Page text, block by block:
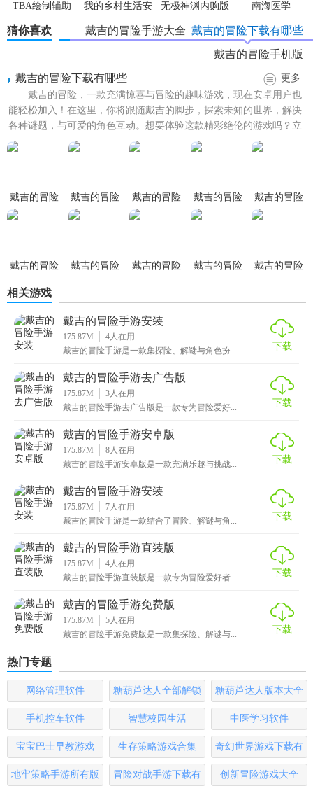
3. 优化系统：对游戏系统进行全面优化，提升游戏流畅度和
稳定性。
【戴吉的冒险手游最新版玩法】
1. 任务系统：接受并完成各种主线任务和支线任务，推动剧
情发展。
2. 战斗系统：通过点击屏幕进行战斗操作，利用角色的技能
3. 探索系统：自由探索游戏世界，发现隐藏区域和宝藏。
戴吉的冒险手游最新版在保留原有游戏特色的基础上，加入
了更多新元素和优化内容，为玩家提供了更加丰富的游戏体
验。无论是画面、剧情还是玩法都达到了新的高度，是探险
解谜类手游中的佳作。
TBA绘制辅助
我的乡村生活安
卓版
无极神渊内购版 南海医学
猜你喜欢 戴吉的冒险下载有哪些
戴吉的冒险手游大全
戴吉的冒险手机版
戴吉的冒险下载有哪些
更多
戴吉的冒险，一款充满惊喜与冒险的趣味游戏，现在安卓用户也
能轻松加入！在这里，你将跟随戴吉的脚步，探索未知的世界，解决
各种谜题，与可爱的角色互动。想要体验这款精彩绝伦的游戏吗？立
即下载戴吉的冒险app，...
戴吉的冒险
手游无限体
戴吉的冒险
手游汉化版
戴吉的冒险
手游完整版
戴吉的冒险
游戏手机版
戴吉的冒险
1.1.13版本
戴吉的冒险
戴吉的冒险
戴吉的冒险
戴吉的冒险
戴吉的冒险
相关游戏
戴吉的冒险手游安装
175.87M 4 人在用
戴吉的冒险手游是一款集探险、解谜与角色扮...
下载
戴吉的冒险手游去广告版
175.87M 3 人在用
戴吉的冒险手游去广告版是一款专为冒险爱好...
下载
戴吉的冒险手游安卓版
175.87M 8 人在用
戴吉的冒险手游安卓版是一款充满乐趣与挑战...
下载
戴吉的冒险手游安装
175.87M 7 人在用
戴吉的冒险手游是一款结合了冒险、解谜与角...
下载
戴吉的冒险手游直装版
175.87M 4 人在用
戴吉的冒险手游直装版是一款专为冒险爱好者...
下载
戴吉的冒险手游免费版
175.87M 5 人在用
戴吉的冒险手游免费版是一款集探险、解谜与...
下载
热门专题
网络管理软件
糖葫芦达人全部解锁
版
糖葫芦达人版本大全
手机控车软件 智慧校园生活 中医学习软件
宝宝巴士早教游戏 生存策略游戏合集
奇幻世界游戏下载有
哪些
地牢策略手游所有版
冒险对战手游下载有
创新冒险游戏大全